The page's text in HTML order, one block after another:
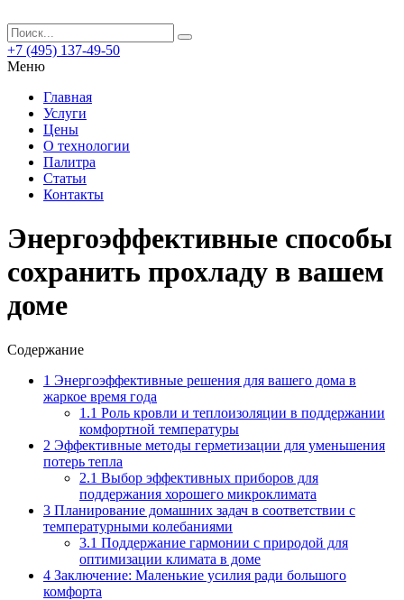
+7 (495) 137-49-50
Меню
Главная
Услуги
Цены
О технологии
Палитра
Статьи
Контакты
Энергоэффективные способы
сохранить прохладу в вашем
доме
Содержание
1 Энергоэффективные решения для вашего дома в
жаркое время года
1.1 Роль кровли и теплоизоляции в поддержании
комфортной температуры
2 Эффективные методы герметизации для уменьшения
потерь тепла
2.1 Выбор эффективных приборов для
поддержания хорошего микроклимата
3 Планирование домашних задач в соответствии с
температурными колебаниями
3.1 Поддержание гармонии с природой для
оптимизации климата в доме
4 Заключение: Маленькие усилия ради большого
комфорта